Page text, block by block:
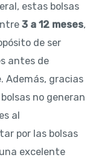
estas bolsas
3 a 12 meses,
de ser
antes de
Además, gracias
no generan
al
por las bolsas
excelente